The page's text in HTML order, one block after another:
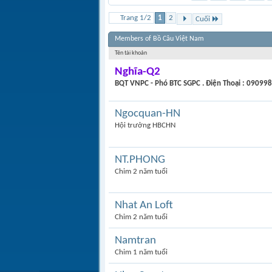
Trang 1/2 1 2 Cuối
Members of Bồ Câu Việt Nam
Tên tài khoản
Nghĩa-Q2
BQT VNPC - Phó BTC SGPC . Điện Thoại :
Ngocquan-HN
Hội trưởng HBCHN
NT.PHONG
Chim 2 năm tuổi
Nhat An Loft
Chim 2 năm tuổi
Namtran
Chim 1 năm tuổi